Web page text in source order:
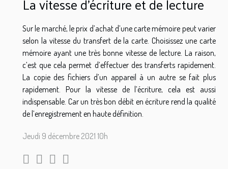
Sur le marché, le prix d’achat d’une carte mémoire peut varier
selon la vitesse du transfert de la carte. Choisissez une carte
mémoire ayant une très bonne vitesse de lecture. La raison,
c’est que cela permet d’effectuer des transferts rapidement.
La copie des fichiers d’un appareil à un autre se fait plus
rapidement. Pour la vitesse de l’écriture, cela est aussi
indispensable. Car un très bon débit en écriture rend la qualité
de l’enregistrement en haute définition.
Jeudi 9 décembre 2021 10h